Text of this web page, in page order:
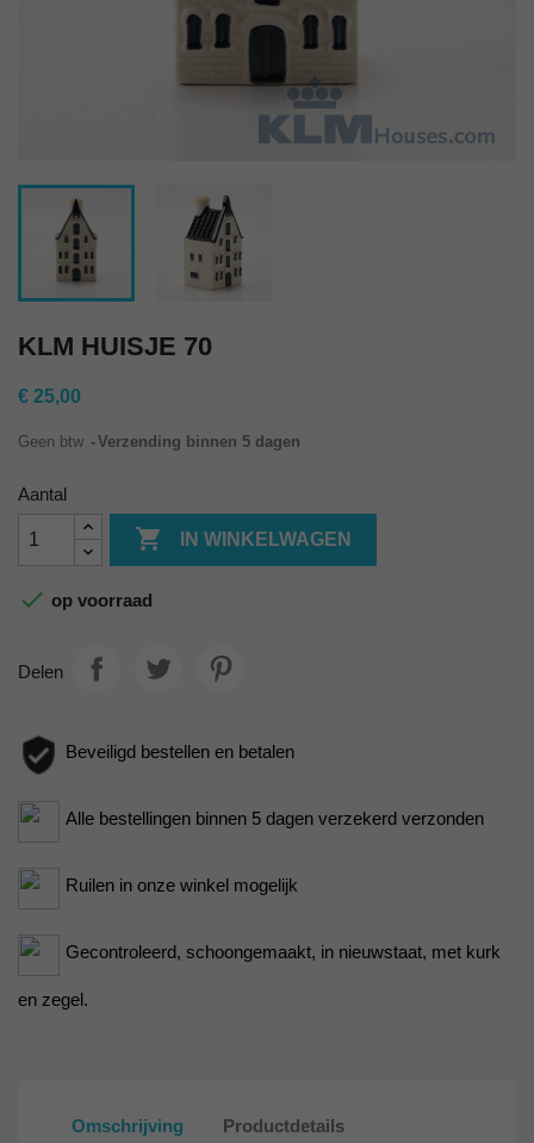
KLM HUISJE 70
€ 25,00
Geen btw Verzending binnen 5 dagen
Aantal
 IN WINKELWAGEN
 op voorraad
Delen
Beveiligd bestellen en betalen
Alle bestellingen binnen 5 dagen verzekerd verzonden
Ruilen in onze winkel mogelijk
Gecontroleerd, schoongemaakt, in nieuwstaat, met kurk
en zegel.
Omschrijving Productdetails